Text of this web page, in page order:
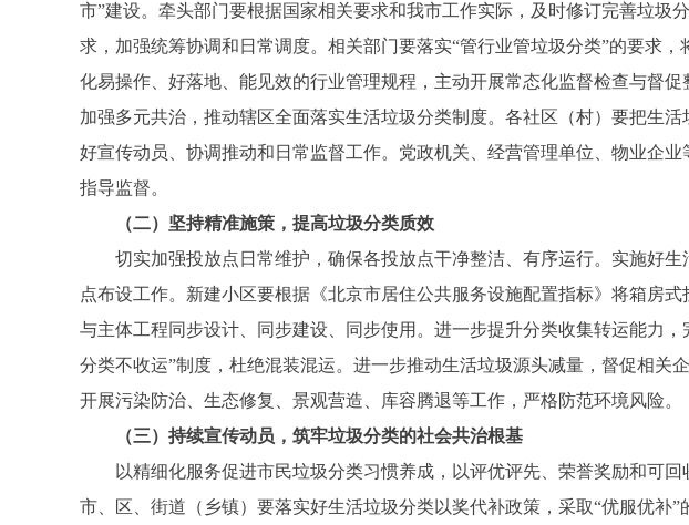
市”建设。牵头部门要根据国家相关要求和我市工作实际，及时修订完善垃
求，加强统筹协调和日常调度。相关部门要落实“管行业管垃圾分类”的要求
化易操作、好落地、能见效的行业管理规程，主动开展常态化监督检查与督
加强多元共治，推动辖区全面落实生活垃圾分类制度。各社区（村）要把生
好宣传动员、协调推动和日常监督工作。党政机关、经营管理单位、物业企
指导监督。
（二）坚持精准施策，提高垃圾分类质效
切实加强投放点日常维护，确保各投放点干净整洁、有序运行。实施好生
点布设工作。新建小区要根据《北京市居住公共服务设施配置指标》将箱房
与主体工程同步设计、同步建设、同步使用。进一步提升分类收集转运能力
分类不收运”制度，杜绝混装混运。进一步推动生活垃圾源头减量，督促相关
开展污染防治、生态修复、景观营造、库容腾退等工作，严格防范环境风险。
（三）持续宣传动员，筑牢垃圾分类的社会共治根基
以精细化服务促进市民垃圾分类习惯养成，以评优评先、荣誉奖励和可回
市、区、街道（乡镇）要落实好生活垃圾分类以奖代补政策，采取“优服优